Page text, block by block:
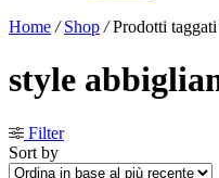
Home / Shop /Prodotti taggati
style
Filter
Sort by